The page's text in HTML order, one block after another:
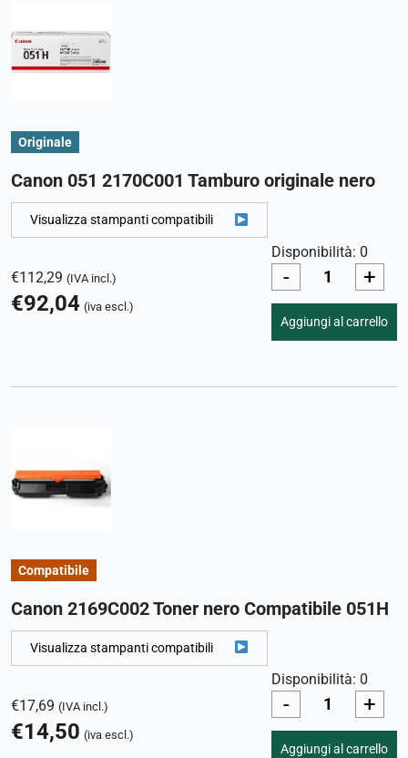
Originale
Canon 051 2170C001 Tamburo originale nero
Visualizza stampanti compatibili
€112,29 (IVA incl.)
€92,04 (iva escl.)
Disponibilità: 0
- +
Aggiungi al carrello
Compatibile
Canon 2169C002 Toner nero Compatibile 051H
Visualizza stampanti compatibili
€17,69 (IVA incl.)
€14,50 (iva escl.)
Disponibilità: 0
- +
Aggiungi al carrello